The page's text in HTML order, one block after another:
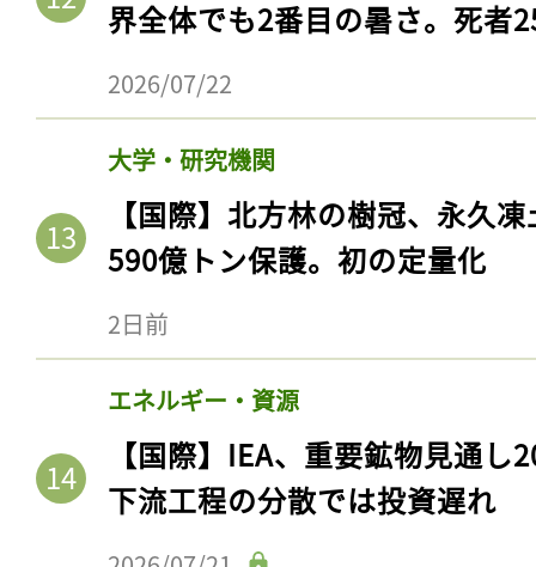
界全体でも2番目の暑さ。死者
2026/07/22
大学・研究機関
【国際】北方林の樹冠、永久
590億トン保護。初の定量化
2日前
エネルギー・資源
【国際】IEA、重要鉱物見通
下流工程の分散では投資遅れ